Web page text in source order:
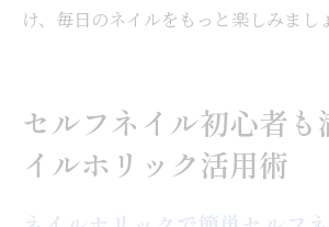
け、毎日のネイルをもっと楽しみまし
セルフネイル初心者も
イルホリック活用術